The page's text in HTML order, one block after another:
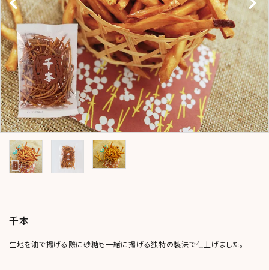
コンテンツ
おかしのひとりごと
店舗情報
公式HP
INFORMATION
ご利用ガイド
お問い合わせ
千本
生地を油で揚げる際に砂糖も一緒に揚げる独特の製法で仕上げました。